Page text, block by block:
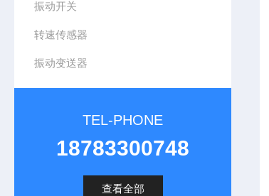
振动开关
转速传感器
振动变送器
TEL-PHONE
18783300748
查看全部